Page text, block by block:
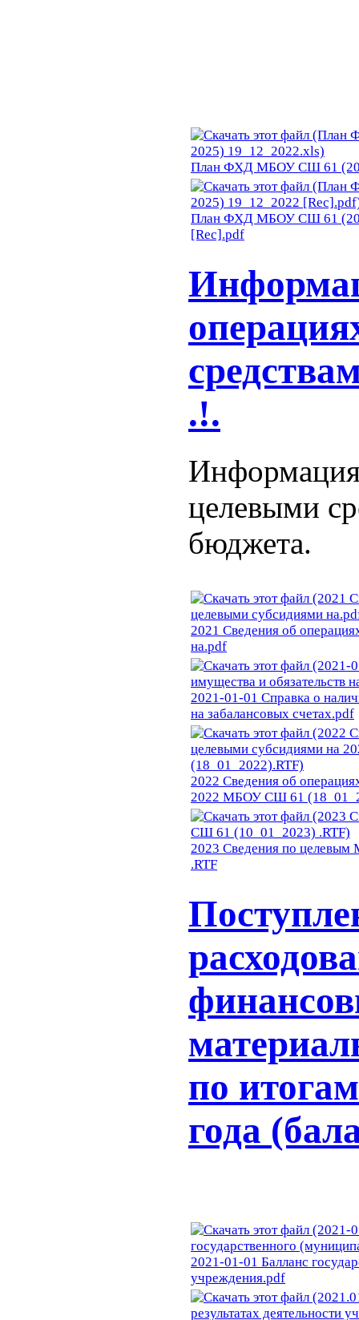
План ФХД МБОУ СШ 61
План ФХД МБОУ СШ 61
[Rec].pdf
.!.
целевыми
бюджета.
2021 Сведения об
на.pdf
2021-01-01 Справка о
на забалансовых счетах.pdf
2022 Сведения об
2022 МБОУ СШ 61
2023 Сведения по
.RTF
по
года
2021-01-01 Балланс
учреждения.pdf